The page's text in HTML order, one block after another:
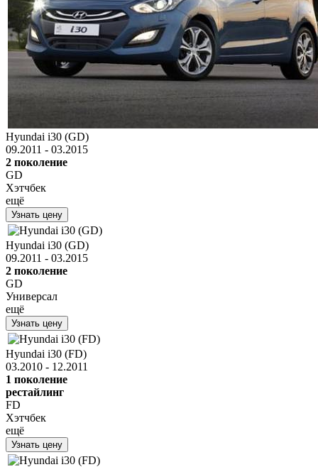
Hyundai i30 (GD)
09.2011 - 03.2015
2 поколение
GD
Хэтчбек
ещё
Узнать цену
Hyundai i30 (GD)
09.2011 - 03.2015
2 поколение
GD
Универсал
ещё
Узнать цену
Hyundai i30 (FD)
03.2010 - 12.2011
1 поколение
рестайлинг
FD
Хэтчбек
ещё
Узнать цену